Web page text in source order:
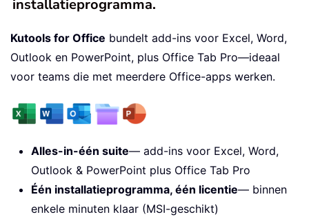
installatieprogramma.
Kutools for Office bundelt add-ins voor Excel, Word,
Outlook en PowerPoint, plus Office Tab Pro—ideaal
voor teams die met meerdere Office-apps werken.
Alles-in-één suite— add-ins voor Excel, Word,
Outlook & PowerPoint plus Office Tab Pro
Één installatieprogramma, één licentie— binnen
enkele minuten klaar (MSI-geschikt)